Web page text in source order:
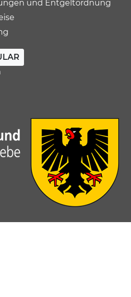
und Entgeltordnung